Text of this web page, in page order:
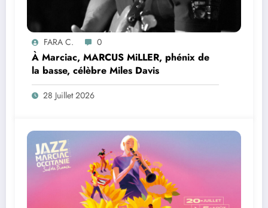
FARA C. 0
À Marciac, MARCUS MiLLER, phénix de
la basse, célèbre Miles Davis
28 Juillet 2026